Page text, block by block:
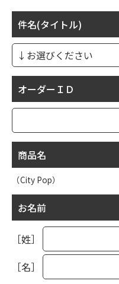
件名(タイトル)
オーダーＩＤ
商品名
（City Pop）
お名前
［姓］
［名］